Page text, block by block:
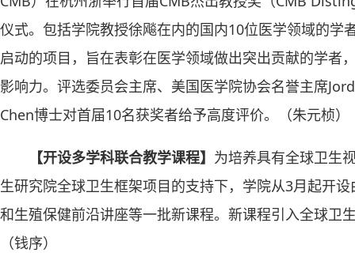
仪式。包括学院教授徐飚在内的国内10位医学领域的学
启动的项目，旨在表彰在医学领域做出突出贡献的学者
影响力。评选委员会主席、美国医学院协会名誉主席
Chen博士对首届10名获奖者给予高度评价。（朱元桢）
【开设多学科联合教学课程】 为培养具有全球卫生
生研究院全球卫生框架项目的支持下，学院从3月起开
和生殖保健前沿讲座等一批新课程。新课程引入全球卫
（钱序）